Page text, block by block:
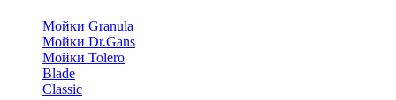
Мойки Granula
Мойки Dr.Gans
Мойки Tolero
Blade
Classic